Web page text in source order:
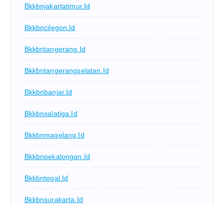
Bkkbnjakartatimur.id
Bkkbncilegon.id
Bkkbntangerang.id
Bkkbntangerangselatan.id
Bkkbnbanjar.id
Bkkbnsalatiga.id
Bkkbnmagelang.id
Bkkbnpekalongan.id
Bkkbntegal.id
Bkkbnsurakarta.id